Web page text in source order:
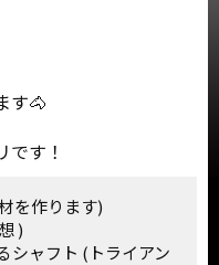
す🐴
す！
を作ります)
)
シャフト (トライアン